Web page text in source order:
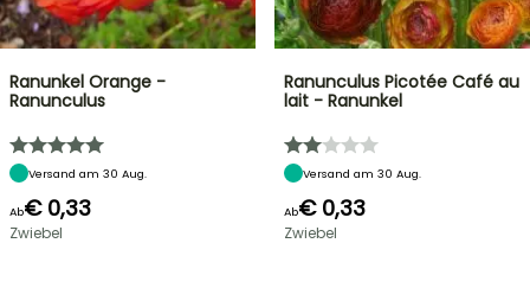
Ranunkel Orange -
Ranunculus
Versand am 30 Aug.
Ab€ 0,33
Zwiebel
Ranunculus Picotée Café au
lait - Ranunkel
Versand am 30 Aug.
Ab€ 0,33
Zwiebel